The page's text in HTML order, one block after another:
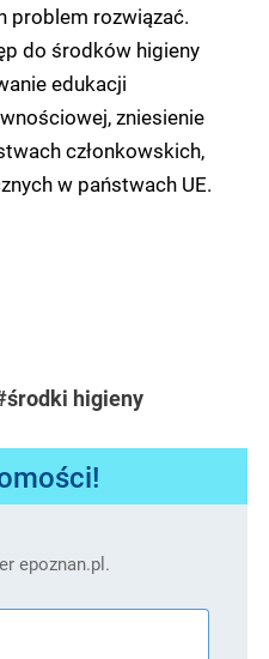
problem rozwiązać.
do środków higieny
edukacji
zniesienie
członkowskich,
w państwach UE.
higieny
epoznan.pl.